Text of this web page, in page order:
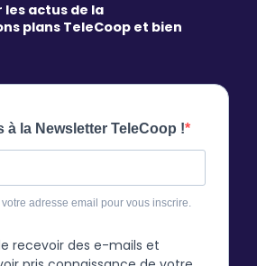
actus de la
plans TeleCoop et bien